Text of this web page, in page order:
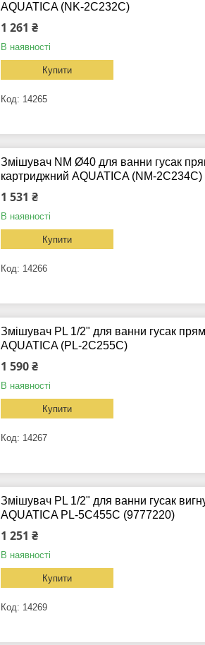
AQUATICA (NK-2C232C)
1 261 ₴
В наявності
Купити
14265
Змішувач NM Ø40 для ванни гусак
картриджний AQUATICA (NM-2C234C)
1 531 ₴
В наявності
Купити
14266
Змішувач PL 1/2" для ванни гусак
AQUATICA (PL-2C255C)
1 590 ₴
В наявності
Купити
14267
Змішувач PL 1/2" для ванни гусак
AQUATICA PL-5C455C (9777220)
1 251 ₴
В наявності
Купити
14269